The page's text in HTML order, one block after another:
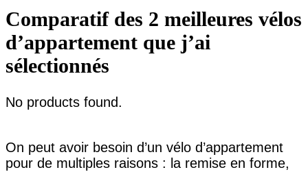
Comparatif des 2 meilleures vélos
d’appartement que j’ai
sélectionnés
No products found.
On peut avoir besoin d’un vélo d’appartement
pour de multiples raisons : la remise en forme,